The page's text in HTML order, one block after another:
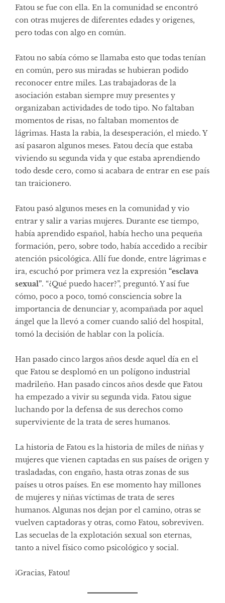
Fatou se fue con ella. En la comunidad se encontró
con otras mujeres de diferentes edades y origenes,
pero todas con algo en común.
Fatou no sabía cómo se llamaba esto que todas tenían
en común, pero sus miradas se hubieran podido
reconocer entre miles. Las trabajadoras de la
asociación estaban siempre muy presentes y
organizaban actividades de todo tipo. No faltaban
momentos de risas, no faltaban momentos de
lágrimas. Hasta la rabia, la desesperación, el miedo. Y
así pasaron algunos meses. Fatou decía que estaba
viviendo su segunda vida y que estaba aprendiendo
todo desde cero, como si acabara de entrar en ese país
tan traicionero.
Fatou pasó algunos meses en la comunidad y vio
entrar y salir a varias mujeres. Durante ese tiempo,
había aprendido español, había hecho una pequeña
formación, pero, sobre todo, había accedido a recibir
atención psicológica. Allí fue donde, entre lágrimas e
ira, escuchó por primera vez la expresión “esclava
sexual”. “¿Qué puedo hacer?”, preguntó. Y así fue
cómo, poco a poco, tomó consciencia sobre la
importancia de denunciar y, acompañada por aquel
ángel que la llevó a comer cuando salió del hospital,
tomó la decisión de hablar con la policía.
Han pasado cinco largos años desde aquel día en el
que Fatou se desplomó en un polígono industrial
madrileño. Han pasado cincos años desde que Fatou
ha empezado a vivir su segunda vida. Fatou sigue
luchando por la defensa de sus derechos como
superviviente de la trata de seres humanos.
La historia de Fatou es la historia de miles de niñas y
mujeres que vienen captadas en sus países de origen y
trasladadas, con engaño, hasta otras zonas de sus
países u otros países. En ese momento hay millones
de mujeres y niñas víctimas de trata de seres
humanos. Algunas nos dejan por el camino, otras se
vuelven captadoras y otras, como Fatou, sobreviven.
Las secuelas de la explotación sexual son eternas,
tanto a nivel físico como psicológico y social.
¡Gracias, Fatou!